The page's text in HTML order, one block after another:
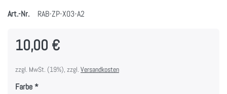
Art.-Nr.
RAB-ZP-X03-A2
10,00 €
zzgl. MwSt. (19%), zzgl. Versandkosten
Farbe